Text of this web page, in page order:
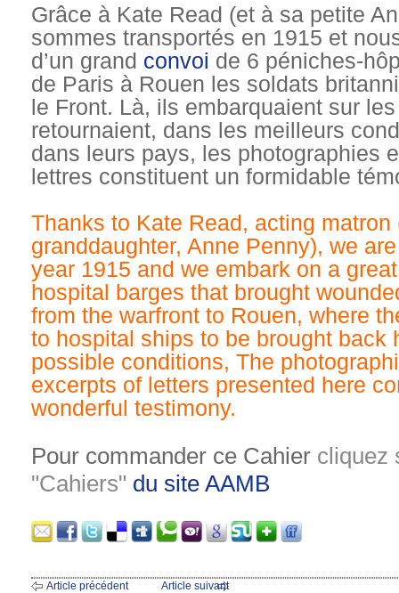
Grâce à Kate Read (et à sa petite
sommes transportés en 1915 et
d’un grand convoi de 6 péniches-
de Paris à Rouen les soldats
le Front. Là, ils embarquaient sur
retournaient, dans les meilleurs
dans leurs pays, les photographies
lettres constituent un formidable
Thanks to Kate Read, acting matron
granddaughter, Anne Penny), we
year 1915 and we embark on a
hospital barges that brought
from the warfront to Rouen, where
to hospital ships to be brought back
possible conditions, The
excerpts of letters presented here
wonderful testimony.
Pour commander ce Cahier cliquez
"Cahiers" du site AAMB
Article précédent Article suivant